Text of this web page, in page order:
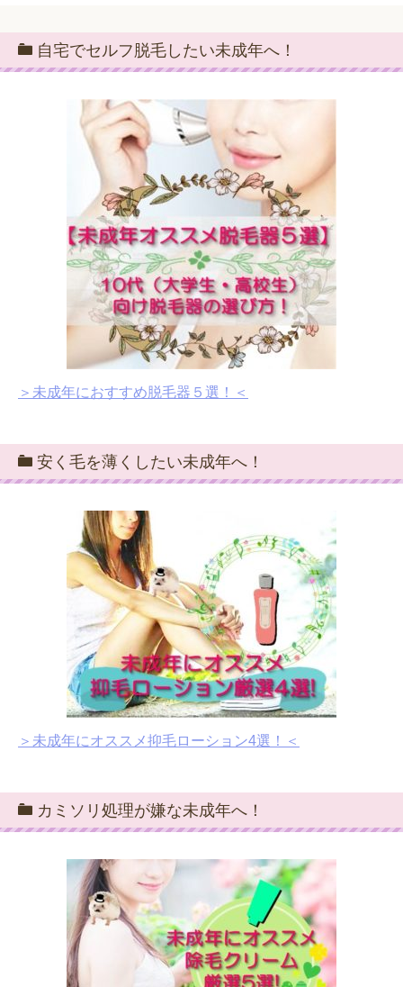
自宅でセルフ脱毛したい未成年へ！
＞未成年におすすめ脱毛器５選！＜
安く毛を薄くしたい未成年へ！
＞未成年にオススメ抑毛ローション4選！＜
カミソリ処理が嫌な未成年へ！